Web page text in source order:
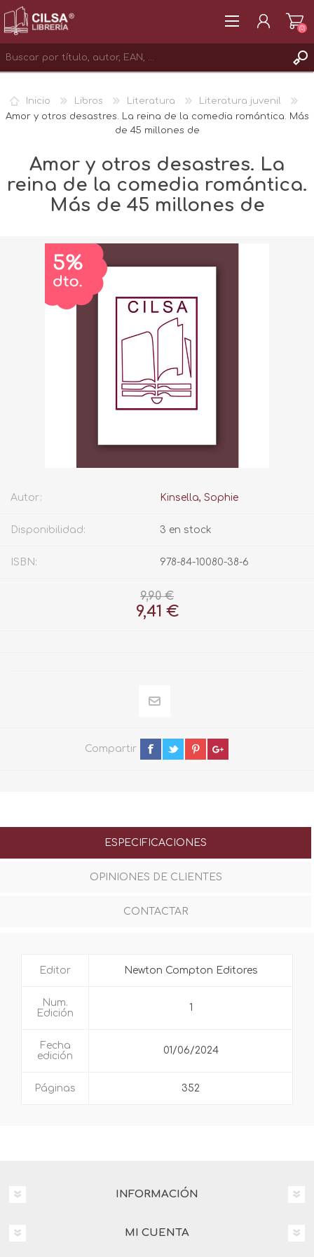
INICIAR SESIÓN
(0)
Inicio Libros Literatura
Literatura juvenil
Amor y otros desastres. La reina de la comedia romántica. Más
de 45 millones de
Amor y otros desastres. La
reina de la comedia romántica.
Más de 45 millones de
Autor: Kinsella, Sophie
Disponibilidad: 3 en stock
ISBN: 978-84-10080-38-6
9,90 €
9,41 €
Compartir
ESPECIFICACIONES
OPINIONES DE CLIENTES
CONTACTAR
Editor Newton Compton Editores
Num.
Edición
1
Fecha
edición
01/06/2024
Páginas 352
INFORMACIÓN
MI CUENTA